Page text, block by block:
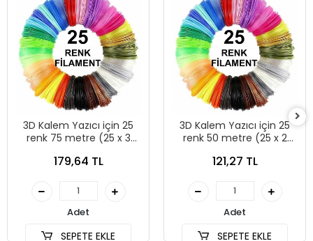
3D Kalem Yazıcı için 25
renk 75 metre (25 x 3
179,64 TL
Adet
SEPETE EKLE
3D Kalem Yazıcı için 25
renk 50 metre (25 x 2
121,27 TL
Adet
SEPETE EKLE